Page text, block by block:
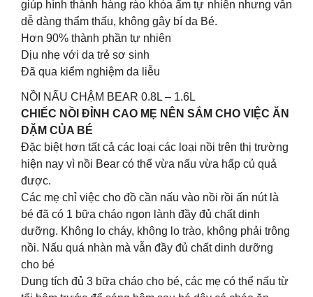
giúp hình thành hàng rào khóa ẩm tự nhiên nhưng vẫn
dễ dàng thẩm thấu, không gây bí da Bé.
Hơn 90% thành phần tự nhiên
Dịu nhẹ với da trẻ sơ sinh
Đã qua kiểm nghiệm da liễu
NỒI NẤU CHẬM BEAR 0.8L – 1.6L
CHIẾC NỒI ĐỈNH CAO MẸ NÊN SẮM CHO VIỆC ĂN
DẶM CỦA BÉ
Đặc biệt hơn tất cả các loại các loại nồi trên thị trường
hiện nay vì nồi Bear có thể vừa nấu vừa hấp củ quả
được.
Các mẹ chỉ việc cho đồ cần nấu vào nồi rồi ấn nút là
bé đã có 1 bữa cháo ngon lành đầy đủ chất dinh
dưỡng. Không lo cháy, không lo trào, không phải trông
nồi. Nấu quá nhàn mà vẫn đầy đủ chất dinh dưỡng
cho bé
Dung tích đủ 3 bữa cháo cho bé, các mẹ có thể nấu từ